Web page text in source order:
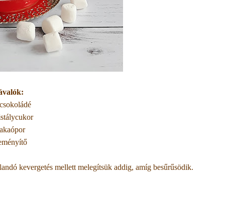
kevergetés mellett melegítsük addig, amíg besűrűsödik.